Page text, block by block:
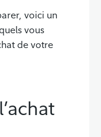
voici un
vous
de votre